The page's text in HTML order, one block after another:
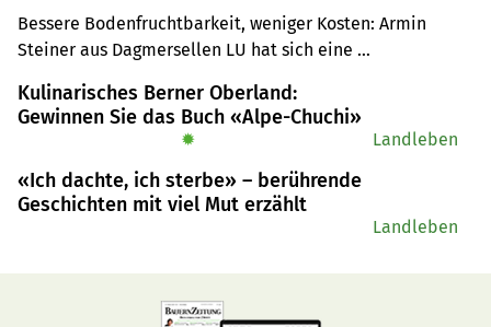
Bessere Bodenfruchtbarkeit, weniger Kosten: Armin
Steiner aus Dagmersellen LU hat sich eine
allen Kulturen positive Erfahrungen.
Kulinarisches Berner Oberland:
Gewinnen Sie das Buch «Alpe-Chuchi»
✹ Landleben
«Ich dachte, ich sterbe» – berührende
Geschichten mit viel Mut erzählt
Landleben